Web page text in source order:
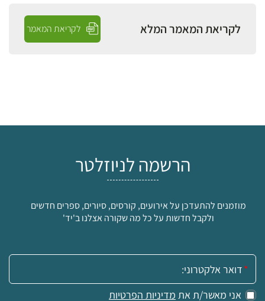
לקריאת המאמר המלא לקריאת המאמר
הרשמה לניוזלטר
מוזמנים להתעדכן על אירועים, קורסים, סיורים, ספרים חדשים
ולקבל חדשות על כל מה שקורה אצלנו ב'יד'
אימייל:
אני מאשר/ת את מדיניות הפרטיות